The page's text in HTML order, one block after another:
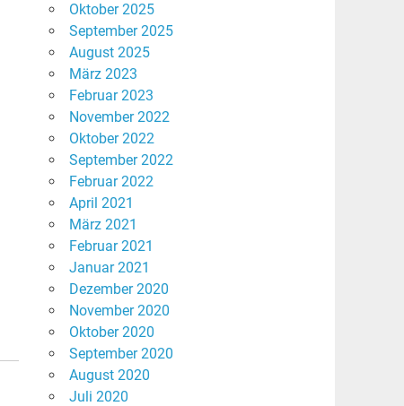
Oktober 2025
September 2025
August 2025
März 2023
Februar 2023
November 2022
Oktober 2022
September 2022
Februar 2022
April 2021
März 2021
Februar 2021
Januar 2021
Dezember 2020
November 2020
Oktober 2020
September 2020
August 2020
Juli 2020